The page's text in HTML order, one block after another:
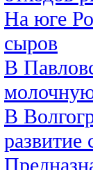
На юге
сыров
В
В
развитие